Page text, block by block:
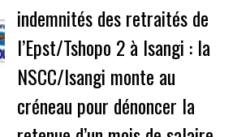
indemnités des retraités de
l’Epst/Tshopo 2 à Isangi : la
NSCC/Isangi monte au
créneau pour dénoncer la